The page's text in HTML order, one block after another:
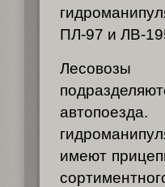
ПЛ-97 и ЛВ-
Лесовозы
имеют